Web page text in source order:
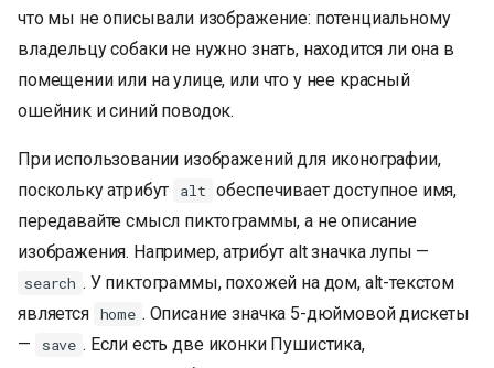
что мы не описывали изображение: потенциальному
владельцу собаки не нужно знать, находится ли она в
помещении или на улице, или что у нее красный
ошейник и синий поводок.
При использовании изображений для иконографии,
поскольку атрибут
alt обеспечивает доступное имя,
передавайте смысл пиктограммы, а не описание
изображения. Например, атрибут alt значка лупы —
search . У пиктограммы, похожей на дом, alt-текстом
является home . Описание значка 5-дюймовой дискеты
—
save . Если есть две иконки Пушистика,